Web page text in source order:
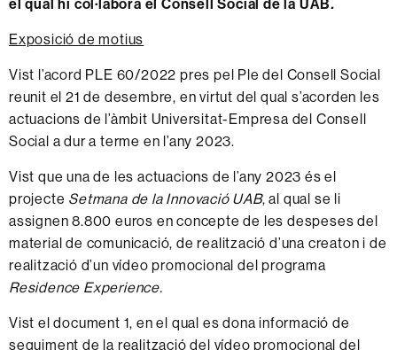
el qual hi col·labora el Consell Social de la UAB.
Exposició de motius
Vist l’acord PLE 60/2022 pres pel Ple del Consell Social
reunit el 21 de desembre, en virtut del qual s’acorden les
actuacions de l’àmbit Universitat-Empresa del Consell
Social a dur a terme en l’any 2023.
Vist que una de les actuacions de l’any 2023 és el
projecte Setmana de la Innovació UAB, al qual se li
assignen 8.800 euros en concepte de les despeses del
material de comunicació, de realització d’una creaton i de
realització d’un vídeo promocional del programa
Residence Experience.
Vist eldocument 1, en el qual es dona informació de
seguiment de la realització del vídeo promocional del